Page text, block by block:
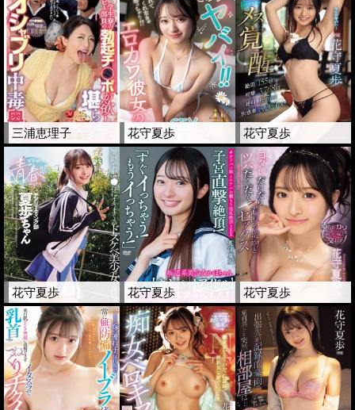
三浦恵理子 花守夏歩 花守夏歩
花守夏歩 花守夏歩 花守夏歩